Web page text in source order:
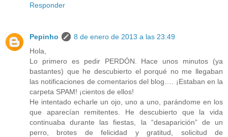
Responder
Pepinho
8 de enero de 2013 a las 23:49
Hola,
Lo primero es pedir PERDÓN. Hace unos minutos (ya
bastantes) que he descubierto el porqué no me llegaban
las notificaciones de comentarios del blog…. ¡Estaban en la
carpeta SPAM! ¡cientos de ellos!
He intentado echarle un ojo, uno a uno, parándome en los
que aparecían remitentes. He descubierto que la vida
continuaba durante las fiestas, la “desaparición” de un
perro, brotes de felicidad y gratitud, solicitud de